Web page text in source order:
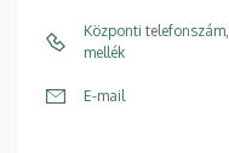
Központi telefonszám,
mellék
E-mail